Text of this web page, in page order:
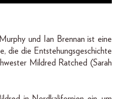
und Ian Brennan ist eine
die die Entstehungsgeschichte
Mildred Ratched (Sarah